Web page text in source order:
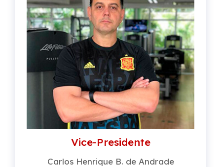
Vice-Presidente
Carlos Henrique B. de Andrade